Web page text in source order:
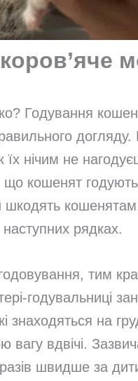
Годування
їх нічим не
що кошенят
шкодять
рядках.
тим
годувальниці
знаходяться на
вагу вдвічі.
швидше за